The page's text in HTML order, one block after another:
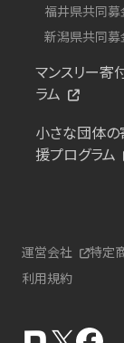
福井県共同募
新潟県共同募
マンスリー寄
ラム
小さな団体
援プログラム
運営会社 特定
利用規約